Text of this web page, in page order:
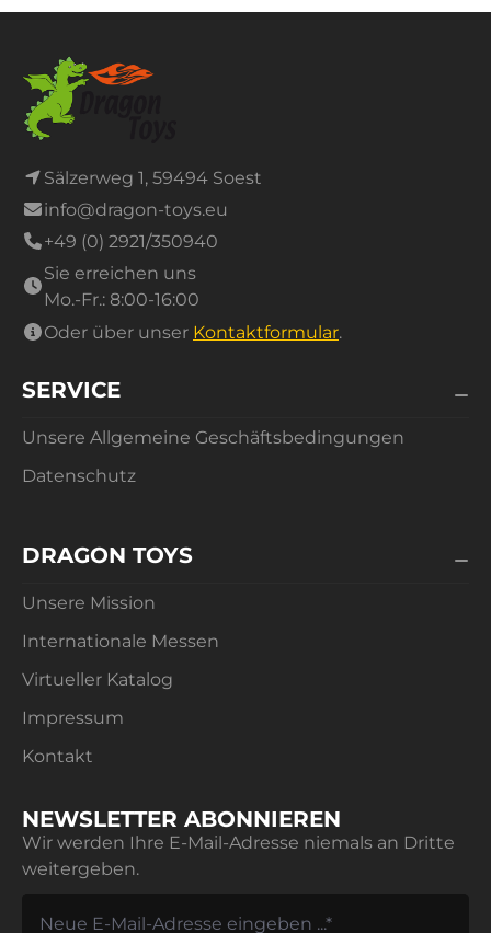
Sälzerweg 1, 59494 Soest
info@dragon-toys.eu
+49 (0) 2921/350940
Sie erreichen uns
Mo.-Fr.: 8:00-16:00
Oder über unser Kontaktformular.
SERVICE
Unsere Allgemeine Geschäftsbedingungen
Datenschutz
DRAGON TOYS
Unsere Mission
Internationale Messen
Virtueller Katalog
Impressum
Kontakt
NEWSLETTER ABONNIEREN
Wir werden Ihre E-Mail-Adresse niemals an Dritte
weitergeben.